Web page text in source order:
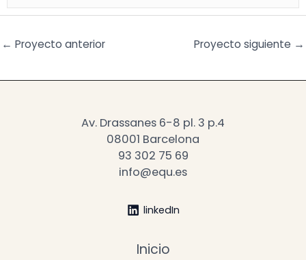
← Proyecto anterior Proyecto siguiente →
Av. Drassanes 6-8 pl. 3 p.4
08001 Barcelona
93 302 75 69
info@equ.es
linkedIn
Inicio